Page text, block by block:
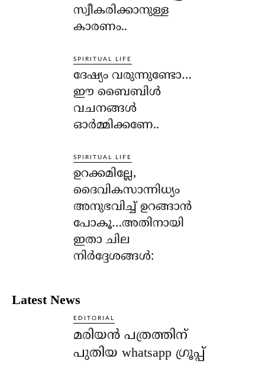
സ്വീകരിക്കാനുള്ള
കാരണം..
SPIRITUAL LIFE
ദേഷ്യം വരുന്നുണ്ടോ…
ഈ ബൈബിള്‍
വചനങ്ങള്‍
ഓര്‍മ്മിക്കണേ..
SPIRITUAL LIFE
ഉറക്കമില്ലേ,
ദൈവികസാന്നിധ്യം
അനുഭവിച്ച് ഉറങ്ങാന്‍
പോകൂ…അതിനായി
ഇതാ ചില
നിര്‍ദ്ദേശങ്ങള്‍:
Latest News
EDITORIAL
മരിയൻ പത്രത്തിന്
പുതിയ whatsapp ഗ്രൂപ്പ്